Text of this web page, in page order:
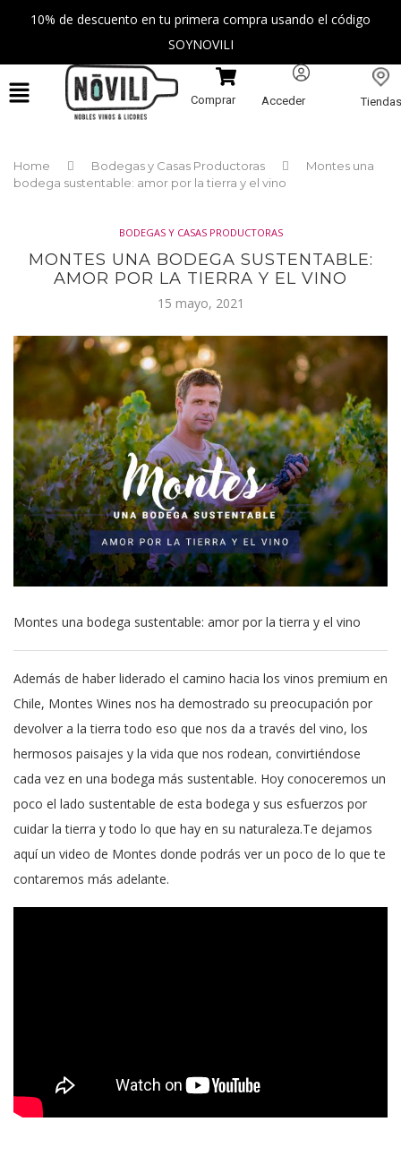
10% de descuento en tu primera compra usando el código
SOYNOVILI
Comprar Acceder Tiendas
Home Bodegas y Casas Productoras
Montes una
bodega sustentable: amor por la tierra y el vino
BODEGAS Y CASAS PRODUCTORAS
MONTES UNA BODEGA SUSTENTABLE:
AMOR POR LA TIERRA Y EL VINO
15 mayo, 2021
Montes una bodega sustentable: amor por la tierra y el vino
Además de haber liderado el camino hacia los vinos premium en
Chile, Montes Wines nos ha demostrado su preocupación por
devolver a la tierra todo eso que nos da a través del vino, los
hermosos paisajes y la vida que nos rodean, convirtiéndose
cada vez en una bodega más sustentable. Hoy conoceremos un
poco el lado sustentable de esta bodega y sus esfuerzos por
cuidar la tierra y todo lo que hay en su naturaleza.Te dejamos
aquí un video de Montes donde podrás ver un poco de lo que te
contaremos más adelante.